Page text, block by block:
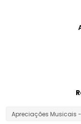
Apreciações Musicais -